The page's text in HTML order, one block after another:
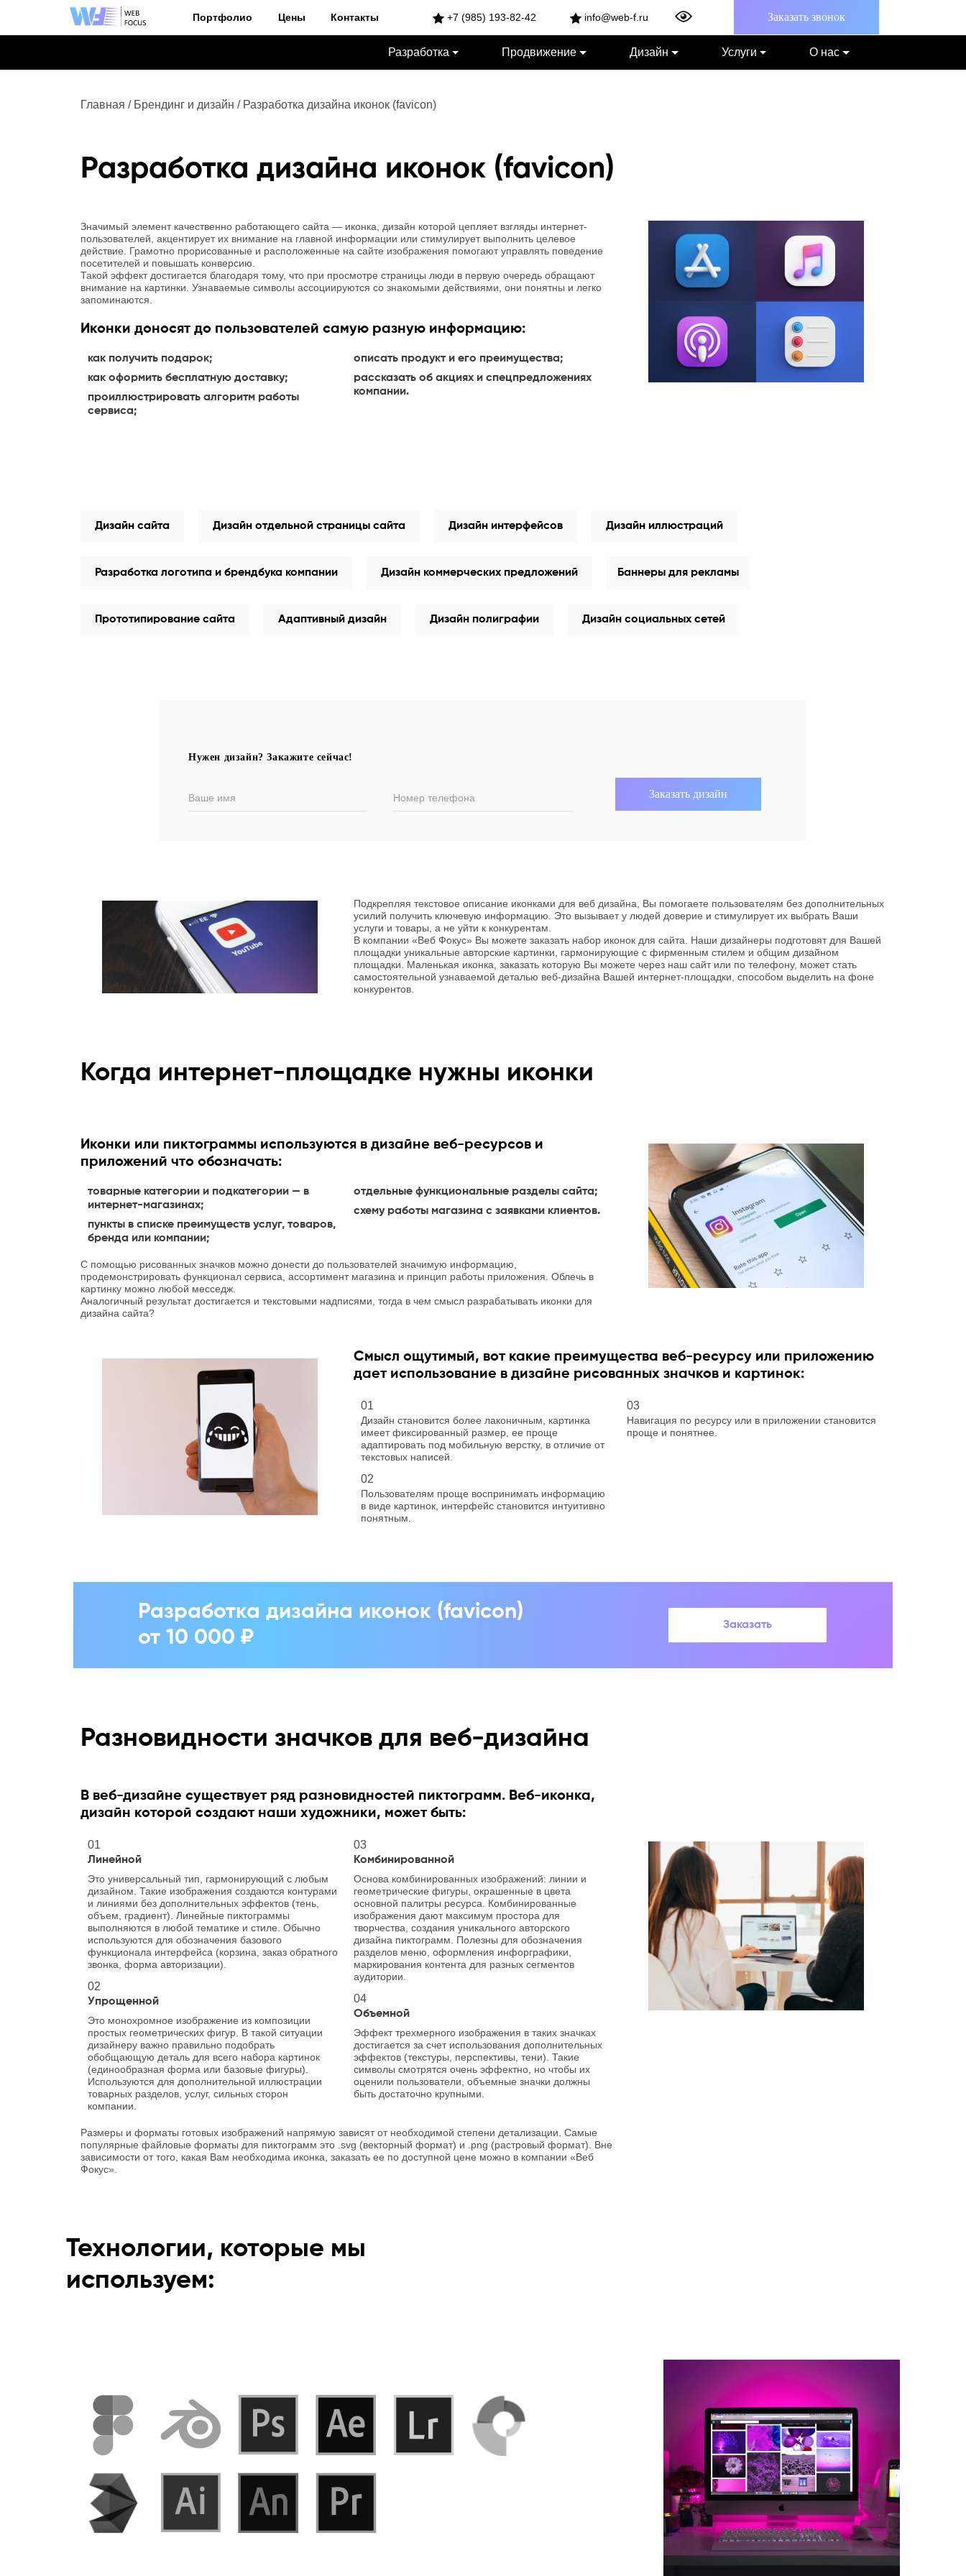
Портфолио Цены Контакты +7 (985) 193-82-42 info@web-f.ru Заказать звонок
Разработка Продвижение Дизайн Услуги О нас
Главная / Брендинг и дизайн / Разработка дизайна иконок (favicon)
Разработка дизайна иконок (favicon)
Значимый элемент качественно работающего сайта — иконка, дизайн которой цепляет взгляды интернет-
пользователей, акцентирует их внимание на главной информации или стимулирует выполнить целевое
действие. Грамотно прорисованные и расположенные на сайте изображения помогают управлять поведение
посетителей и повышать конверсию.
Такой эффект достигается благодаря тому, что при просмотре страницы люди в первую очередь обращают
внимание на картинки. Узнаваемые символы ассоциируются со знакомыми действиями, они понятны и легко
запоминаются.
Иконки доносят до пользователей самую разную информацию:
как получить подарок;
как оформить бесплатную доставку;
проиллюстрировать алгоритм работы
сервиса;
описать продукт и его преимущества;
рассказать об акциях и спецпредложениях
компании.
Дизайн сайта Дизайн отдельной страницы сайта Дизайн интерфейсов Дизайн иллюстраций
Разработка логотипа и брендбука компании Дизайн коммерческих предложений Баннеры для рекламы
Прототипирование сайта Адаптивный дизайн Дизайн полиграфии Дизайн социальных сетей
Нужен дизайн? Закажите сейчас!
Ваше имя Номер телефона
Подкрепляя текстовое описание иконками для веб дизайна, Вы помогаете пользователям без дополнительных
усилий получить ключевую информацию. Это вызывает у людей доверие и стимулирует их выбрать Ваши
услуги и товары, а не уйти к конкурентам.
В компании «Веб Фокус» Вы можете заказать набор иконок для сайта. Наши дизайнеры подготовят для Вашей
площадки уникальные авторские картинки, гармонирующие с фирменным стилем и общим дизайном
площадки. Маленькая иконка, заказать которую Вы можете через наш сайт или по телефону, может стать
самостоятельной узнаваемой деталью веб-дизайна Вашей интернет-площадки, способом выделить на фоне
конкурентов.
Когда интернет-площадке нужны иконки
Иконки или пиктограммы используются в дизайне веб-ресурсов и
приложений что обозначать:
товарные категории и подкатегории — в
интернет-магазинах;
пункты в списке преимуществ услуг, товаров,
бренда или компании;
отдельные функциональные разделы сайта;
схему работы магазина с заявками клиентов.
С помощью рисованных значков можно донести до пользователей значимую информацию,
продемонстрировать функционал сервиса, ассортимент магазина и принцип работы приложения. Облечь в
картинку можно любой месседж.
Аналогичный результат достигается и текстовыми надписями, тогда в чем смысл разрабатывать иконки для
дизайна сайта?
Смысл ощутимый, вот какие преимущества веб-ресурсу или приложению
дает использование в дизайне рисованных значков и картинок:
01
Дизайн становится более лаконичным, картинка
имеет фиксированный размер, ее проще
адаптировать под мобильную верстку, в отличие от
текстовых написей.
02
Пользователям проще воспринимать информацию
в виде картинок, интерфейс становится интуитивно
понятным.
03
Навигация по ресурсу или в приложении становится
проще и понятнее.
Разработка дизайна иконок (favicon)
от 10 000 ₽
Заказать
Разновидности значков для веб-дизайна
В веб-дизайне существует ряд разновидностей пиктограмм. Веб-иконка,
дизайн которой создают наши художники, может быть:
01
Линейной
Это универсальный тип, гармонирующий с любым
дизайном. Такие изображения создаются контурами
и линиями без дополнительных эффектов (тень,
объем, градиент). Линейные пиктограммы
выполняются в любой тематике и стиле. Обычно
используются для обозначения базового
функционала интерфейса (корзина, заказ обратного
звонка, форма авторизации).
02
Упрощенной
Это монохромное изображение из композиции
простых геометрических фигур. В такой ситуации
дизайнеру важно правильно подобрать
обобщающую деталь для всего набора картинок
(единообразная форма или базовые фигуры).
Используются для дополнительной иллюстрации
товарных разделов, услуг, сильных сторон
компании.
03
Комбинированной
Основа комбинированных изображений: линии и
геометрические фигуры, окрашенные в цвета
основной палитры ресурса. Комбинированные
изображения дают максимум простора для
творчества, создания уникального авторского
дизайна пиктограмм. Полезны для обозначения
разделов меню, оформления инфорграфики,
маркирования контента для разных сегментов
аудитории.
04
Объемной
Эффект трехмерного изображения в таких значках
достигается за счет использования дополнительных
эффектов (текстуры, перспективы, тени). Такие
символы смотрятся очень эффектно, но чтобы их
оценили пользователи, объемные значки должны
быть достаточно крупными.
Размеры и форматы готовых изображений напрямую зависят от необходимой степени детализации. Самые
популярные файловые форматы для пиктограмм это .svg (векторный формат) и .png (растровый формат). Вне
зависимости от того, какая Вам необходима иконка, заказать ее по доступной цене можно в компании «Веб
Фокус».
Технологии, которые мы
используем: